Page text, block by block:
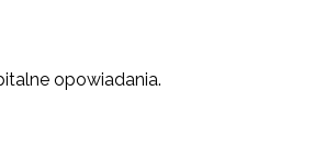
opowiadania.